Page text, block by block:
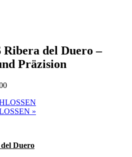
del Duero –
Präzision
»
Duero